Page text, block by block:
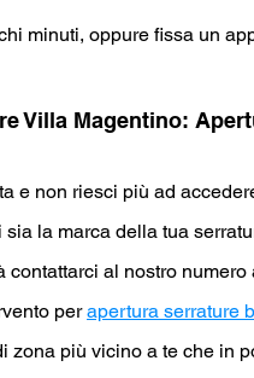
minuti, oppure fissa un
Villa Magentino:
e non riesci più ad
sia la marca della tua
contattarci al nostro numero
perapertura serrature
zona più vicino a te che in